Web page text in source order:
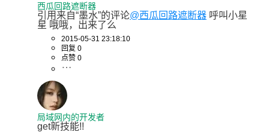
西瓜回路遮断器
引用来自“墨水”的评论@西瓜回路遮断器 呼叫小星
星 哦哦，出来了么
2015-05-31 23:18:10
回复 0
点赞 0
局域网内的开发者
get新技能!!